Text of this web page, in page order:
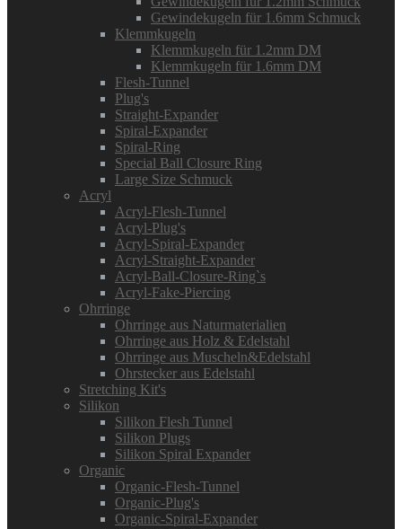
Gewindekugeln für 1.6mm Schmuck
Klemmkugeln
Klemmkugeln für 1.2mm DM
Klemmkugeln für 1.6mm DM
Flesh-Tunnel
Plug's
Straight-Expander
Spiral-Expander
Spiral-Ring
Special Ball Closure Ring
Large Size Schmuck
Acryl
Acryl-Flesh-Tunnel
Acryl-Plug's
Acryl-Spiral-Expander
Acryl-Straight-Expander
Acryl-Ball-Closure-Ring`s
Acryl-Fake-Piercing
Ohrringe
Ohrringe aus Naturmaterialien
Ohrringe aus Holz & Edelstahl
Ohrringe aus Muscheln&Edelstahl
Ohrstecker aus Edelstahl
Stretching Kit's
Silikon
Silikon Flesh Tunnel
Silikon Plugs
Silikon Spiral Expander
Organic
Organic-Flesh-Tunnel
Organic-Plug's
Organic-Spiral-Expander